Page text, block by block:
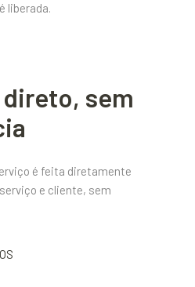
liberada.
sem
é feita diretamente
e cliente, sem